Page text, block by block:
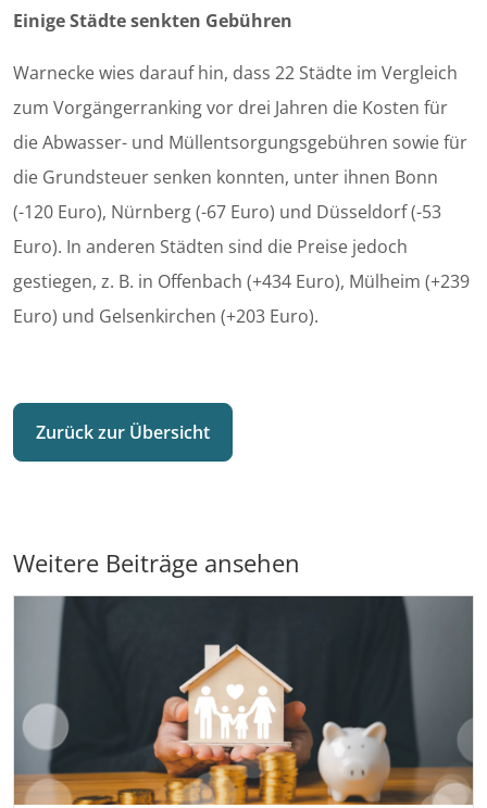
Einige Städte senkten Gebühren
Warnecke wies darauf hin, dass 22 Städte im Vergleich
zum Vorgängerranking vor drei Jahren die Kosten für
die Abwasser- und Müllentsorgungsgebühren sowie für
die Grundsteuer senken konnten, unter ihnen Bonn
(-120 Euro), Nürnberg (-67 Euro) und Düsseldorf (-53
Euro). In anderen Städten sind die Preise jedoch
gestiegen, z. B. in Offenbach (+434 Euro), Mülheim (+239
Euro) und Gelsenkirchen (+203 Euro).
Zurück zur Übersicht
Weitere Beiträge ansehen